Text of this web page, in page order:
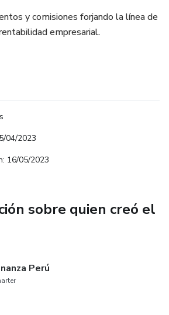
y comisiones forjando la línea de
empresarial.
04/2023
16/05/2023
sobre quien creó el
Perú